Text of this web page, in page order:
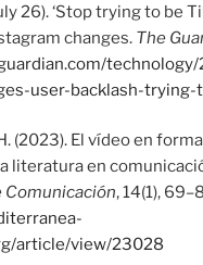
26). ‘Stop trying to be
changes. The
user-backlash-
(2023). El vídeo en
literatura en
Comunicación, 14(1),
article/view/23028